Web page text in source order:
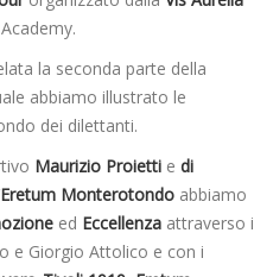
la seconda parte della
abbiamo illustrato le
dei dilettanti.
Maurizio Proietti e di
Eretum Monterotondo abbiamo
ed Eccellenza attraverso i
e Giorgio Attolico e con i